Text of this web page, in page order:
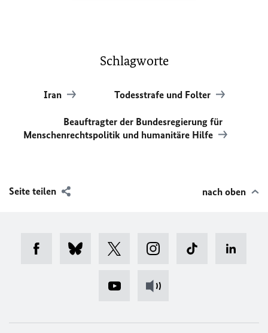
Schlagworte
Iran Todesstrafe und Folter
Beauftragter der Bundesregierung für
Menschenrechtspolitik und humanitäre Hilfe
Seite teilen nach oben